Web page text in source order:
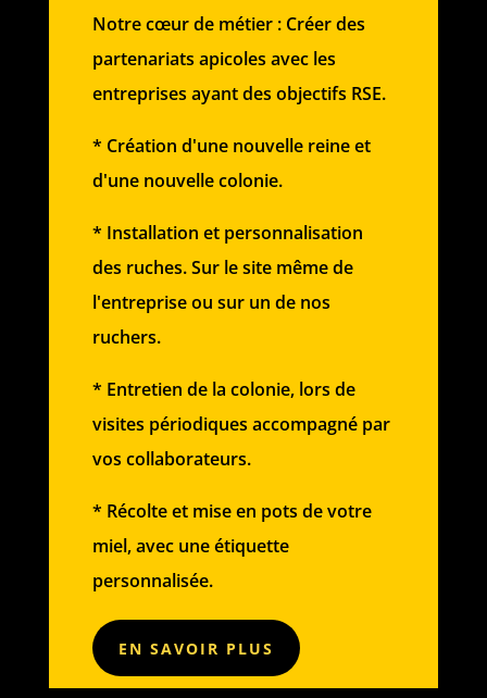
Notre cœur de métier : Créer des
partenariats apicoles avec les
entreprises ayant des objectifs RSE.
* Création d'une nouvelle reine et
d'une nouvelle colonie.
* Installation et personnalisation
des ruches. Sur le site même de
l'entreprise ou sur un de nos
ruchers.
* Entretien de la colonie, lors de
visites périodiques accompagné par
vos collaborateurs.
* Récolte et mise en pots de votre
miel, avec une étiquette
personnalisée.
EN SAVOIR PLUS